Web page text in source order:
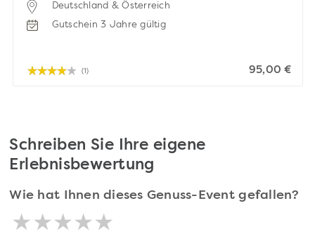
Deutschland & Österreich
Gutschein 3 Jahre gültig
(1) 95,00 €
Schreiben Sie Ihre eigene
Erlebnisbewertung
Wie hat Ihnen dieses Genuss-Event gefallen?